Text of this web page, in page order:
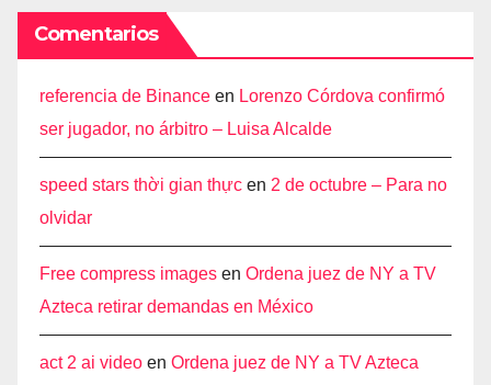
Comentarios
referencia de Binance en Lorenzo Córdova confirmó
ser jugador, no árbitro – Luisa Alcalde
speed stars thời gian thực en 2 de octubre – Para no
olvidar
Free compress images en Ordena juez de NY a TV
Azteca retirar demandas en México
act 2 ai video en Ordena juez de NY a TV Azteca